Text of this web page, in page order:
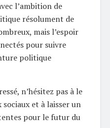
l’ambition de
résolument de
mais l’espoir
pour suivre
politique
n’hésitez pas à le
et à laisser un
pour le futur du